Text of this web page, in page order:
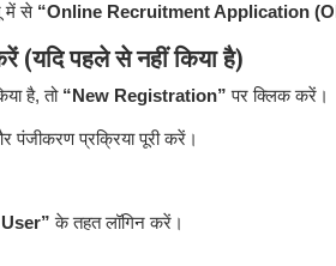
में से “Online Recruitment Application
(यदि पहले से नहीं किया है)
है, तो “New Registration” पर क्लिक करें।
पंजीकरण प्रक्रिया पूरी करें।
के तहत लॉगिन करें।